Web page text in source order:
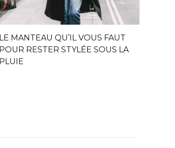
LE MANTEAU QU’IL VOUS FAUT
POUR RESTER STYLÉE SOUS LA
PLUIE